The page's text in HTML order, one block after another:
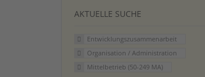
AKTUELLE SUCHE
Entwicklungszusammenarbeit
Organisation / Administration
Mittelbetrieb (50-249 MA)